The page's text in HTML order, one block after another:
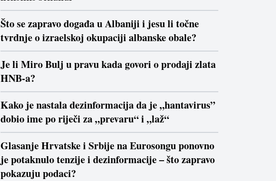
Što se zapravo događa u Albaniji i jesu li točne
tvrdnje o izraelskoj okupaciji albanske obale?
Je li Miro Bulj u pravu kada govori o prodaji zlata
HNB-a?
Kako je nastala dezinformacija da je „hantavirus”
dobio ime po riječi za „prevaru“ i „laž“
Glasanje Hrvatske i Srbije na Eurosongu ponovno
je potaknulo tenzije i dezinformacije – što zapravo
pokazuju podaci?